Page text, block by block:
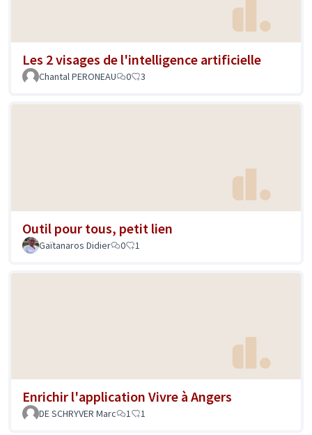
Les 2 visages de l'intelligence artificielle
Chantal PERONEAU 0 3
Outil pour tous, petit lien
Gaïtanaros Didier 0 1
Enrichir l'application Vivre à Angers
DE SCHRYVER Marc 1 1